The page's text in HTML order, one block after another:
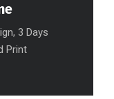
3 Days
Print